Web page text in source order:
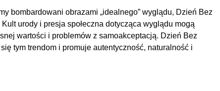
bombardowani obrazami „idealnego” wyglądu, Dzień Bez
urody i presja społeczna dotycząca wyglądu mogą
wartości i problemów z samoakceptacją. Dzień Bez
tym trendom i promuje autentyczność, naturalność i